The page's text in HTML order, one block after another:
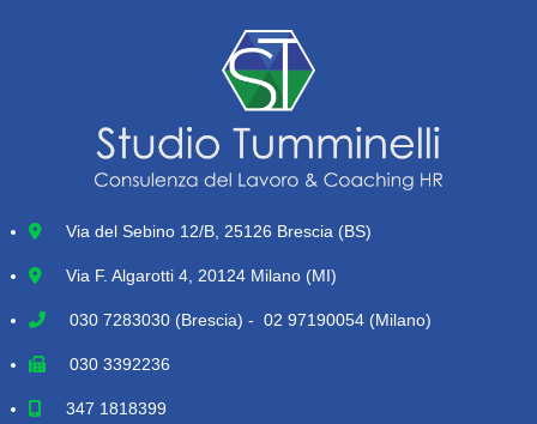
Via del Sebino 12/B, 25126 Brescia (BS)
Via F. Algarotti 4, 20124 Milano (MI)
030 7283030 (Brescia) - 02 97190054 (Milano)
030 3392236
347 1818399